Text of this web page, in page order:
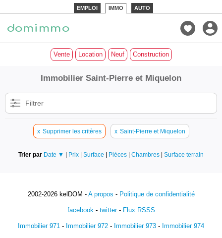
EMPLOI IMMO AUTO
Vente Location Neuf Construction
Immobilier Saint-Pierre et Miquelon
Filtrer
x Supprimer les critères x Saint-Pierre et Miquelon
Trier par Date ▼ | Prix | Surface | Pièces | Chambres | Surface terrain
2002-2026 kelDOM - A propos - Politique de confidentialité
facebook- twitter- Flux RSSS
Immobilier 971 - Immobilier 972 - Immobilier 973 - Immobilier 974